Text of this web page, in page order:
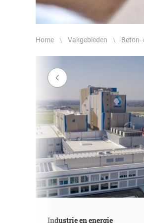
Home Vakgebieden Beton-
Industrie en energie